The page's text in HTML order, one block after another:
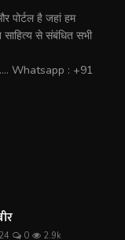
पोर्टल है जहां हम
साहित्य से संबंधित सभी
Whatsapp : +91
0 2.9k